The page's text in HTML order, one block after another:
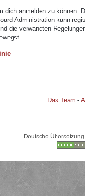
dich anmelden zu können.
Administration kann
die verwandten
Das Team •
Deutsche Übersetzung